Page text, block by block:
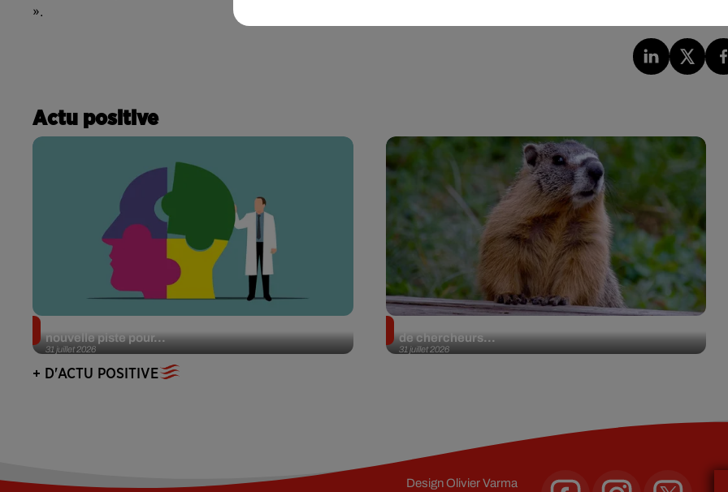
».
Actu positive
31 juillet 2026
nouvelle piste pour...
31 juillet 2026
de chercheurs...
+ D'ACTU POSITIVE
DesignOlivier Varma